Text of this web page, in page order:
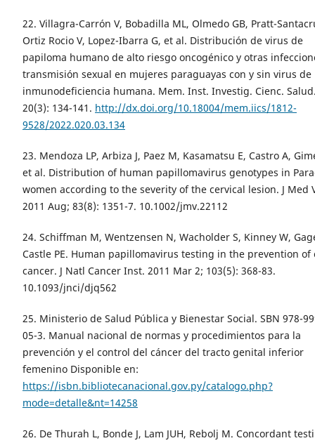
22. Villagra-Carrón V, Bobadilla ML, Olmedo GB, Pratt-
Ortiz Rocio V, Lopez-Ibarra G, et al. Distribución de virus de
papiloma humano de alto riesgo oncogénico y otras
transmisión sexual en mujeres paraguayas con y sin virus de
inmunodeficiencia humana. Mem. Inst. Investig. Cienc.
20(3): 134-141. http://dx.doi.org/10.18004/mem.iics/1812-
9528/2022.020.03.134
23. Mendoza LP, Arbiza J, Paez M, Kasamatsu E, Castro A,
et al. Distribution of human papillomavirus genotypes in
women according to the severity of the cervical lesion. J Med
2011 Aug; 83(8): 1351-7. 10.1002/jmv.22112
24. Schiffman M, Wentzensen N, Wacholder S, Kinney W,
Castle PE. Human papillomavirus testing in the prevention of
cancer. J Natl Cancer Inst. 2011 Mar 2; 103(5): 368-83.
10.1093/jnci/djq562
25. Ministerio de Salud Pública y Bienestar Social. SBN 978-
05-3. Manual nacional de normas y procedimientos para la
prevención y el control del cáncer del tracto genital inferior
femenino Disponible en:
https://isbn.bibliotecanacional.gov.py/catalogo.php?
mode=detalle&nt=14258
26. De Thurah L, Bonde J, Lam JUH, Rebolj M. Concordant